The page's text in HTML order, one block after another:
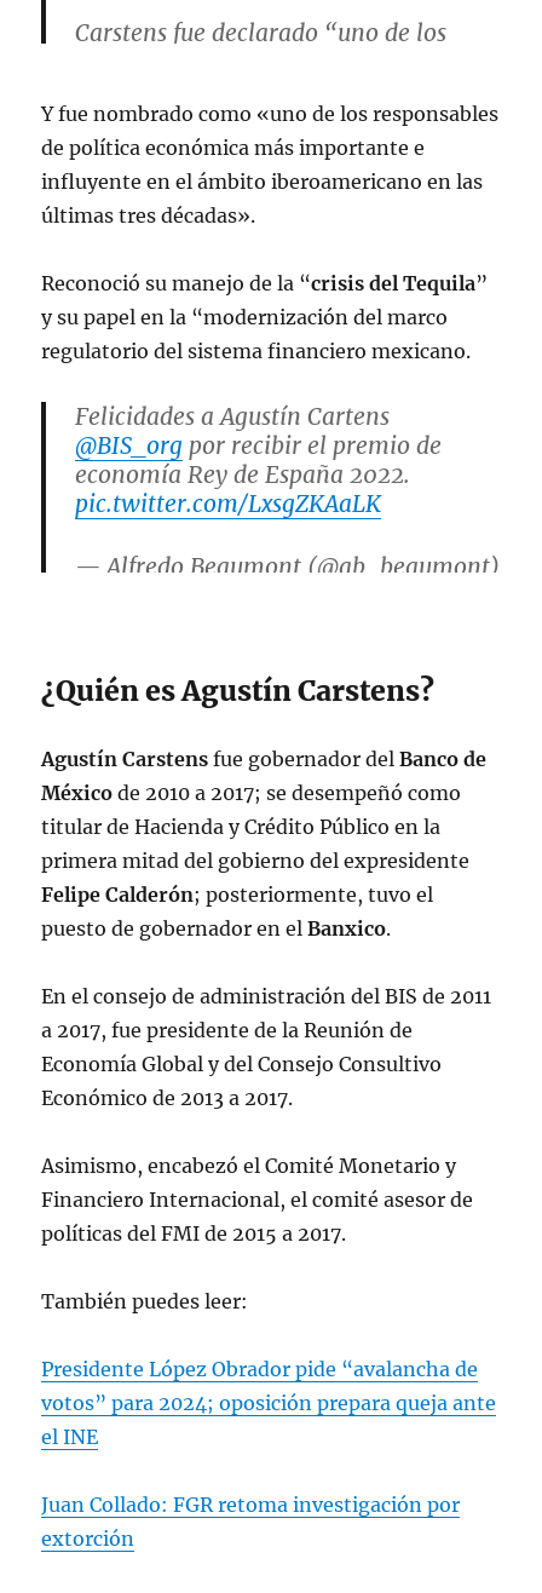
Carstens fue declarado “uno de los
ámbito iberoamericano en las últimas
tres décadas"#AgustínCartens
¡felicidades!pic.twitter.com/jpIjSPyvzY
(@SocCivilMx)
November 18, 2022
Y fue nombrado como «uno de los responsables
de política económica más importante e
influyente en el ámbito iberoamericano en las
últimas tres décadas».
Reconoció su manejo de la “crisis del Tequila”
y su papel en la “modernización del marco
regulatorio del sistema financiero mexicano.
Felicidades a Agustín Cartens
@BIS_org por recibir el premio de
economía Rey de España 2022.
pic.twitter.com/LxsgZKAaLK
— Alfredo Beaumont (@ab_beaumont)
¿Quién es Agustín Carstens?
Agustín Carstens fue gobernador delBanco de
México de 2010 a 2017; se desempeñó como
titular de Hacienda y Crédito Público en la
primera mitad del gobierno del expresidente
Felipe Calderón; posteriormente, tuvo el
puesto de gobernador en elBanxico.
En el consejo de administración del BIS de 2011
a 2017, fue presidente de la Reunión de
Economía Global y del Consejo Consultivo
Económico de 2013 a 2017.
Asimismo, encabezó el Comité Monetario y
Financiero Internacional, el comité asesor de
políticas del FMI de 2015 a 2017.
También puedes leer:
Presidente López Obrador pide “avalancha de
votos” para 2024; oposición prepara queja ante
el INE
Juan Collado: FGR retoma investigación por
extorción